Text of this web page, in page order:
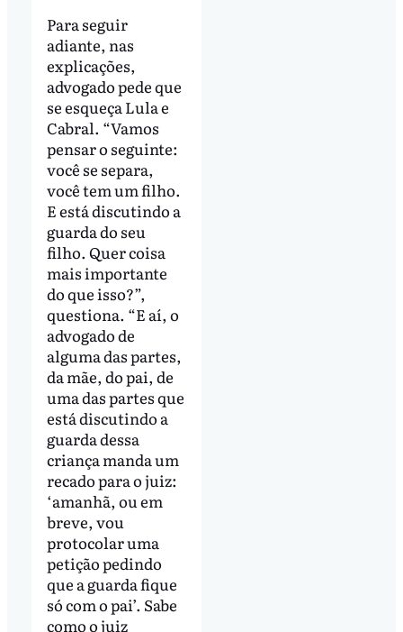
Para seguir
adiante, nas
explicações,
advogado pede que
se esqueça Lula e
Cabral. “Vamos
pensar o seguinte:
você se separa,
você tem um filho.
E está discutindo a
guarda do seu
filho. Quer coisa
mais importante
do que isso?”,
questiona. “E aí, o
advogado de
alguma das partes,
da mãe, do pai, de
uma das partes que
está discutindo a
guarda dessa
criança manda um
recado para o juiz:
‘amanhã, ou em
breve, vou
protocolar uma
petição pedindo
que a guarda fique
só com o pai’. Sabe
como o juiz